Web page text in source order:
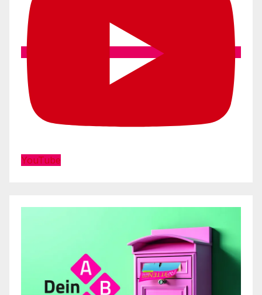
YouTube